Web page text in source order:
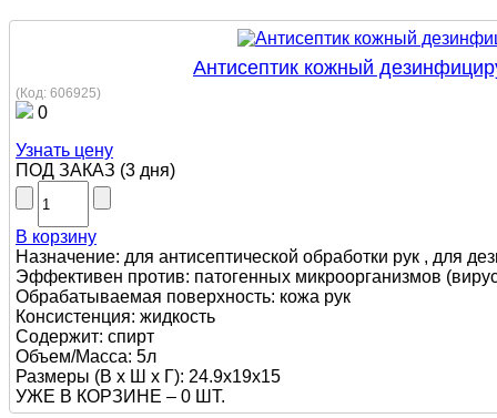
Антисептик кожный
(Код: 606925)
0
Узнать цену
ПОД ЗАКАЗ (3 дня)
В корзину
Назначение: для антисептической обработки рук , для
Эффективен против: патогенных микроорганизмов
Обрабатываемая поверхность: кожа рук
Консистенция: жидкость
Содержит: спирт
Объем/Масса: 5л
Размеры (В х Ш х Г): 24.9x19x15
УЖЕ В КОРЗИНЕ – 0 ШТ.